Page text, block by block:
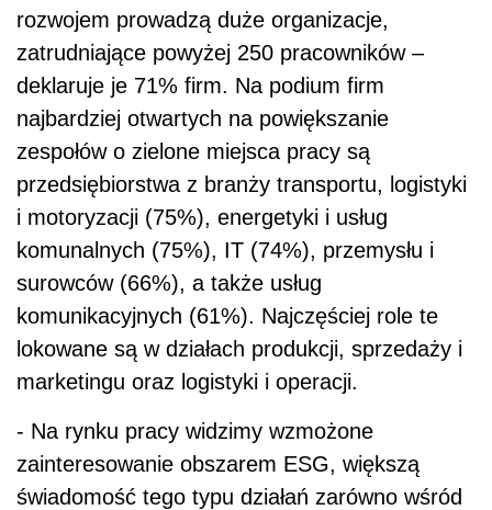
rozwojem prowadzą duże organizacje,
zatrudniające powyżej 250 pracowników –
deklaruje je 71% firm. Na podium firm
najbardziej otwartych na powiększanie
zespołów o zielone miejsca pracy są
przedsiębiorstwa z branży transportu, logistyki
i motoryzacji (75%), energetyki i usług
komunalnych (75%), IT (74%), przemysłu i
surowców (66%), a także usług
komunikacyjnych (61%). Najczęściej role te
lokowane są w działach produkcji, sprzedaży i
marketingu oraz logistyki i operacji.
- Na rynku pracy widzimy wzmożone
zainteresowanie obszarem ESG, większą
świadomość tego typu działań zarówno wśród